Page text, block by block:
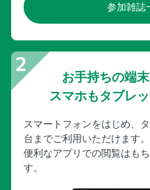
参加雑誌
お手持ちの端
スマホもタブレ
スマートフォンをはじめ、
台までご利用いただけます。
便利なアプリでの閲覧はも
す。